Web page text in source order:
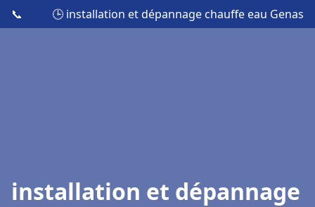
📞 🕒 installation et dépannage chauffe eau Genas
installation et dépannage